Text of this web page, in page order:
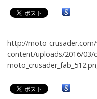
http://moto-
content/uploads/2016/03/